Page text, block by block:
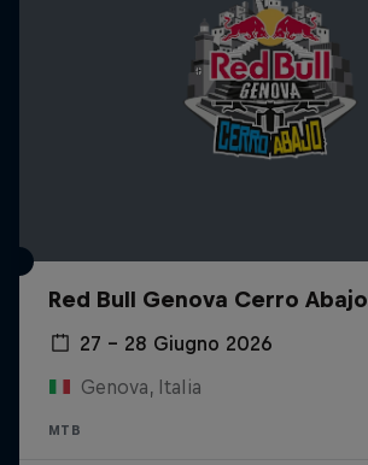
Red Bull Genova Cerro Abajo
27 – 28 Giugno 2026
Genova, Italia
MTB